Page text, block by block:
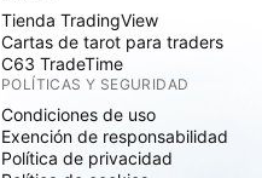
Tienda TradingView
Cartas de tarot para traders
C63 TradeTime
POLÍTICAS Y SEGURIDAD
Condiciones de uso
Exención de responsabilidad
Política de privacidad